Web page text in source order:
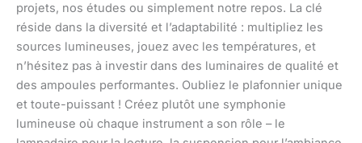
projets, nos études ou simplement notre repos. La clé
réside dans la diversité et l’adaptabilité : multipliez les
sources lumineuses, jouez avec les températures, et
n’hésitez pas à investir dans des luminaires de qualité et
des ampoules performantes. Oubliez le plafonnier unique
et toute-puissant ! Créez plutôt une symphonie
lumineuse où chaque instrument a son rôle – le